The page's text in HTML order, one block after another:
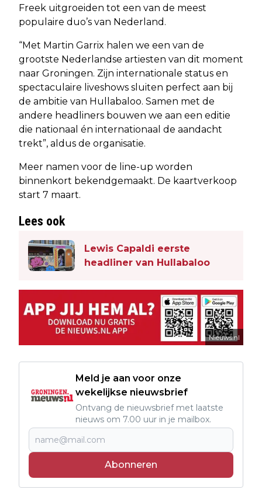
Freek uitgroeiden tot een van de meest
populaire duo’s van Nederland.
“Met Martin Garrix halen we een van de
grootste Nederlandse artiesten van dit moment
naar Groningen. Zijn internationale status en
spectaculaire liveshows sluiten perfect aan bij
de ambitie van Hullabaloo. Samen met de
andere headliners bouwen we aan een editie
die nationaal én internationaal de aandacht
trekt”, aldus de organisatie.
Meer namen voor de line-up worden
binnenkort bekendgemaakt. De kaartverkoop
start 7 maart.
Lees ook
Lewis Capaldi eerste
headliner van Hullabaloo
Nieuws.nl
Meld je aan voor onze
wekelijkse nieuwsbrief
Ontvang de nieuwsbrief met laatste
nieuws om 7.00 uur in je mailbox.
Abonneren